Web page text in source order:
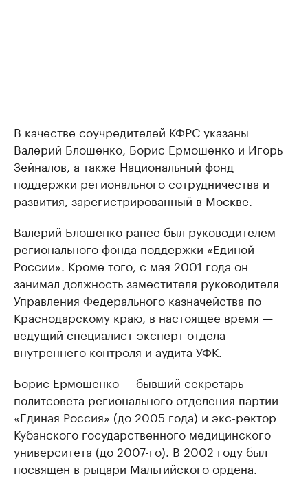
В качестве соучредителей КФРС указаны
Валерий Блошенко, Борис Ермошенко и Игорь
Зейналов, а также Национальный фонд
поддержки регионального сотрудничества и
развития, зарегистрированный в Москве.
Валерий Блошенко ранее был руководителем
регионального фонда поддержки «Единой
России». Кроме того, с мая 2001 года он
занимал должность заместителя руководителя
Управления Федерального казначейства по
Краснодарскому краю, в настоящее время —
ведущий специалист-эксперт отдела
внутреннего контроля и аудита УФК.
Борис Ермошенко — бывший секретарь
политсовета регионального отделения партии
«Единая Россия» (до 2005 года) и экс-ректор
Кубанского государственного медицинского
университета (до 2007-го). В 2002 году был
посвящен в рыцари Мальтийского ордена.